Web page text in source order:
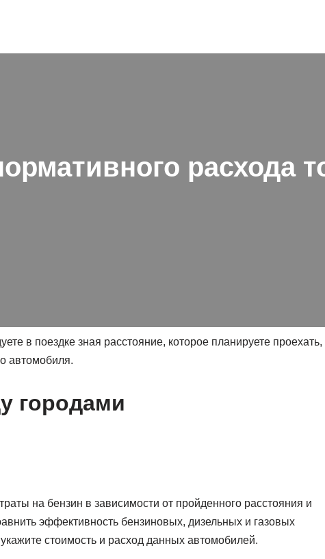
расхода
в поездке зная расстояние, которое планируете проехать,
автомобиля.
городами
на бензин в зависимости от пройденного расстояния и
эффективность бензиновых, дизельных и газовых
стоимость и расход данных автомобилей.